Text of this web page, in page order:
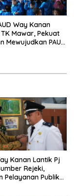
Way Kanan
Mawar, Pekuat
Mewujudkan PAUD
Kanan Lantik Pj
Rejeki,
Pelayanan Publik